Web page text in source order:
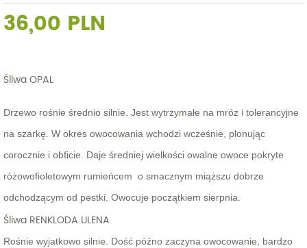
36,00 PLN
Śliwa OPAL
Drzewo rośnie średnio silnie. Jest wytrzymałe na mróz i tolerancyjne
na szarkę. W okres owocowania wchodzi wcześnie, plonując
corocznie i obficie. Daje średniej wielkości owalne owoce pokryte
różowofioletowym rumieńcem o smacznym miąższu dobrze
odchodzącym od pestki. Owocuje początkiem sierpnia.
Śliwa RENKLODA ULENA
Rośnie wyjatkowo silnie. Dość późno zaczyna owocowanie, bardzo